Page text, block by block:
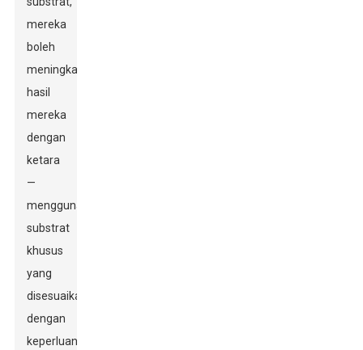
mereka
boleh
meningkatkan
hasil
mereka
dengan
ketara
—
menggunakan
substrat
khusus
yang
disesuaikan
dengan
keperluan